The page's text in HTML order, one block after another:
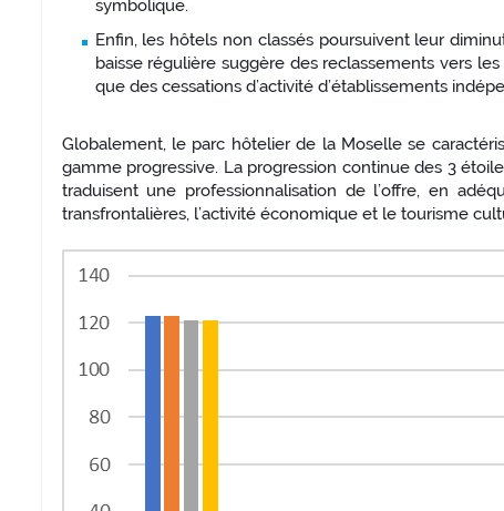
symbolique.
Enfin, les hôtels non classés poursuivent leur
baisse régulière suggère des reclassements vers
que des cessations d’activité d’établissements
Globalement, le parc hôtelier de la Moselle se
gamme progressive. La progression continue des 3
traduisent une professionnalisation de l’offre, en
transfrontalières, l’activité économique et le tourisme